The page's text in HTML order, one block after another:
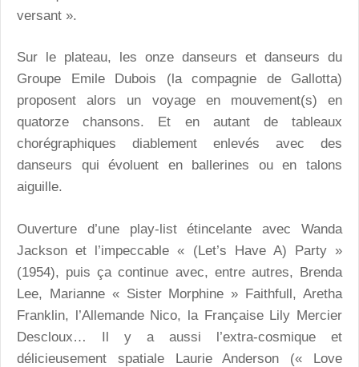
versant ».
Sur le plateau, les onze danseurs et danseurs du
Groupe Emile Dubois (la compagnie de Gallotta)
proposent alors un voyage en mouvement(s) en
quatorze chansons. Et en autant de tableaux
chorégraphiques diablement enlevés avec des
danseurs qui évoluent en ballerines ou en talons
aiguille.
Ouverture d’une play-list étincelante avec Wanda
Jackson et l’impeccable « (Let’s Have A) Party »
(1954), puis ça continue avec, entre autres, Brenda
Lee, Marianne « Sister Morphine » Faithfull, Aretha
Franklin, l’Allemande Nico, la Française Lily Mercier
Descloux… Il y a aussi l’extra-cosmique et
délicieusement spatiale Laurie Anderson (« Love